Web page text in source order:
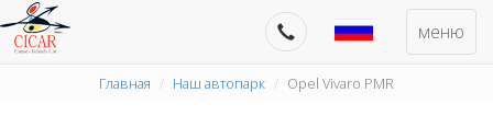
меню
Главная Наш автопарк Opel Vivaro PMR